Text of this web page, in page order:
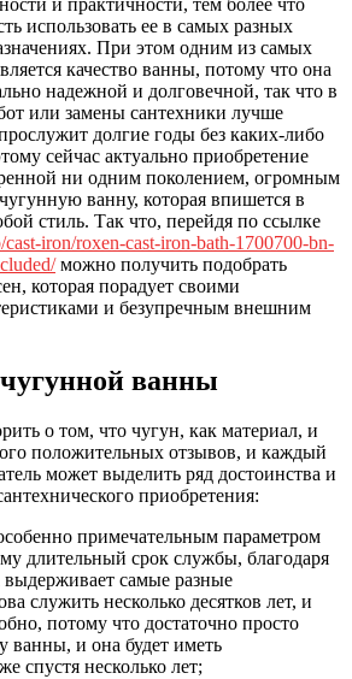
использовать ее в самых разных
При этом одним из самых
качество ванны, потому что она
надежной и долговечной, так что в
или замены сантехники лучше
долгие годы без каких-либо
сейчас актуально приобретение
ни одним поколением, огромным
ванну, которая впишется в
стиль. Так что, перейдя по ссылке
iron/roxen-cast-iron-bath-1700700-bn-
можно получить подобрать
которая порадует своими
и безупречным внешним
ванны
о том, что чугун, как материал, и
положительных отзывов, и каждый
может выделить ряд достоинства и
приобретения:
примечательным параметром
длительный срок службы, благодаря
выдерживает самые разные
служить несколько десятков лет, и
потому что достаточно просто
ванны, и она будет иметь
спустя несколько лет;